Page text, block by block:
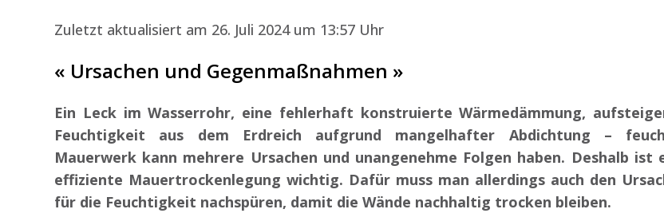
Zuletzt aktualisiert am 26. Juli 2024 um 13:57 Uhr
« Ursachen und Gegenmaßnahmen »
Ein Leck im Wasserrohr, eine fehlerhaft konstruierte Wärmedämmung,
Feuchtigkeit aus dem Erdreich aufgrund mangelhafter Abdichtung –
Mauerwerk kann mehrere Ursachen und unangenehme Folgen haben. Deshalb ist
effiziente Mauertrockenlegung wichtig. Dafür muss man allerdings auch den
für die Feuchtigkeit nachspüren, damit die Wände nachhaltig trocken bleiben.